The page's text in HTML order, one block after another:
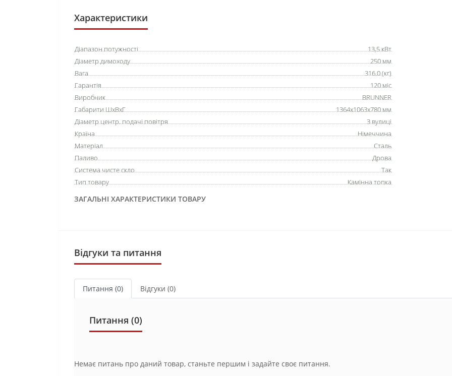
Характеристики
ЗАГАЛЬНІ ХАРАКТЕРИСТИКИ ТОВАРУ
Діапазон потужності
13,5 кВт
Діаметр димоходу
250 мм
Вага
316.0 (кг)
Гарантія
120 міс
Виробник
BRUNNER
Габарити ШхВхГ
1364х1063х780 мм
Діаметр центр. подачі повітря
З вулиці
Країна
Німеччина
Матеріал
Сталь
Паливо
Дрова
Система чисте скло
Так
Тип товару
Камінна топка
Відгуки та питання
Питання (0) Відгуки (0)
Питання (0)
Немає питань про даний товар, станьте першим і задайте своє питання.